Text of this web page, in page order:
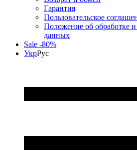
Гарантия
Пользовательское
Положение об обработке
данных
Sale -80%
УкрРус